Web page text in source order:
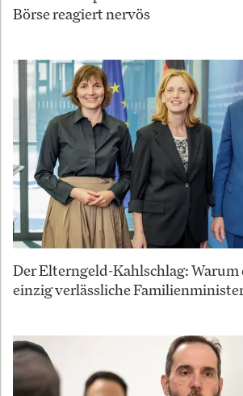
Börse reagiert nervös
Der Elterngeld-Kahlschlag: Warum
einzig verlässliche